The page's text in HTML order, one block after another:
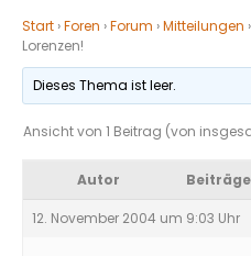
Start ›Foren ›Forum ›Mitteilungen ›
Lorenzen!
Dieses Thema ist leer.
Ansicht von 1 Beitrag (von
Autor Beiträge
12. November 2004 um 9:03 Uhr